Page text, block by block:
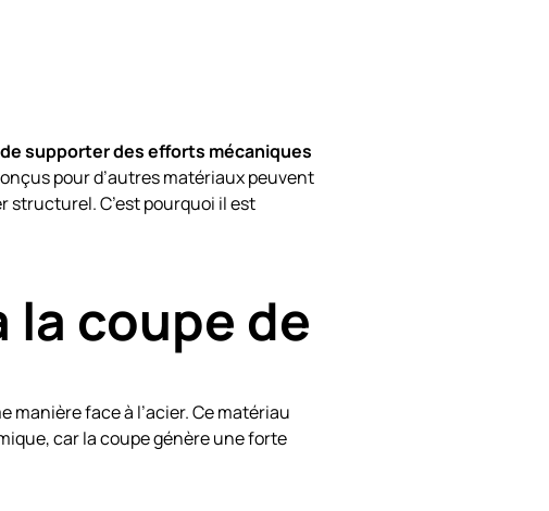
supporter des efforts mécaniques
pour d’autres matériaux peuvent
structurel. C’est pourquoi il est
la coupe de
manière face à l’acier. Ce matériau
, car la coupe génère une forte